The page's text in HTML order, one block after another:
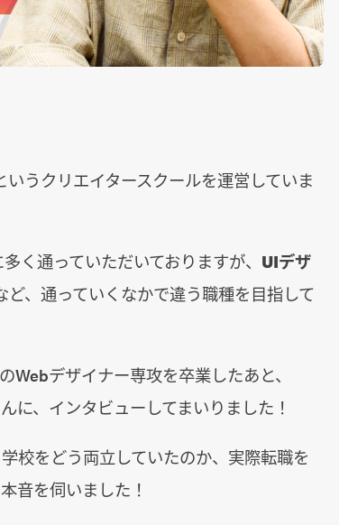
いうクリエイタースクールを運営していま
く通っていただいておりますが、 UIデザ
ど、通っていくなかで違う職種を目指して
デザイナー専攻を卒業したあと、
に、インタビューしてまいりました！
校をどう両立していたのか、実際転職を
音を伺いました！